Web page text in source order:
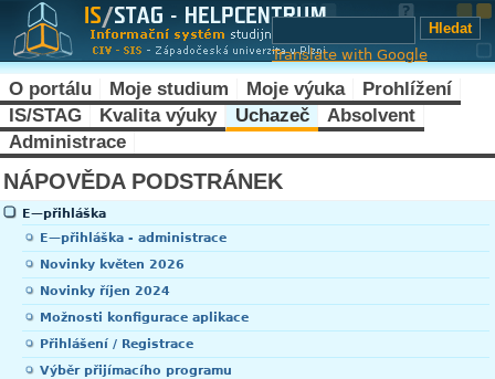
Translate with Google
O portálu Moje studium Moje výuka
Prohlížení
IS/STAG
Kvalita výuky Uchazeč
Absolvent
Administrace
NÁPOVĚDA PODSTRÁNEK
E—přihláška
E—přihláška - administrace
Novinky květen 2026
Novinky říjen 2024
Možnosti konfigurace aplikace
Přihlášení / Registrace
Výběr přijímacího programu